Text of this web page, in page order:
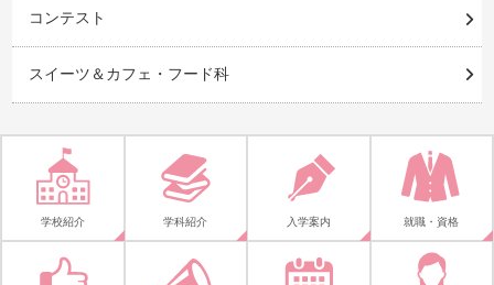
コンテスト
スイーツ＆カフェ・フード科
学校紹介 学科紹介 入学案内 就職・資格